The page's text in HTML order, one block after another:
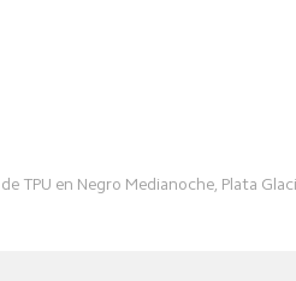
TPU en Negro Medianoche, Plata